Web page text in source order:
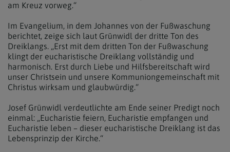
am Kreuz vorweg.“
Im Evangelium, in dem Johannes von der Fußwaschung
berichtet, zeige sich laut Grünwidl der dritte Ton des
Dreiklangs. „Erst mit dem dritten Ton der Fußwaschung
klingt der eucharistische Dreiklang vollständig und
harmonisch. Erst durch Liebe und Hilfsbereitschaft wird
unser Christsein und unsere Kommuniongemeinschaft mit
Christus wirksam und glaubwürdig.“
Josef Grünwidl verdeutlichte am Ende seiner Predigt noch
einmal: „Eucharistie feiern, Eucharistie empfangen und
Eucharistie leben – dieser eucharistische Dreiklang ist das
Lebensprinzip der Kirche.“